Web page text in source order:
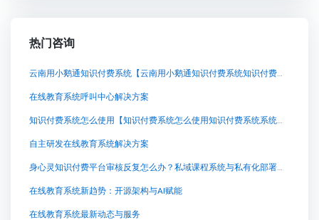
热门咨询
云南用小鹅通知识付费系统【云南用小鹅通知识付费系统知识付费系统系统怎么制作，知识付费系统搭建使用教程】
在线教育系统呼叫中心解决方案
知识付费系统怎么使用【知识付费系统怎么使用知识付费系统系统怎么制作，知识付费系统搭建使用教程】
自主研发在线教育系统解决方案
身心灵知识付费平台审核反复怎么办？私域课程系统与私有化部署的考量
在线教育系统新趋势：开源架构与AI赋能
在线教育系统最新动态与服务